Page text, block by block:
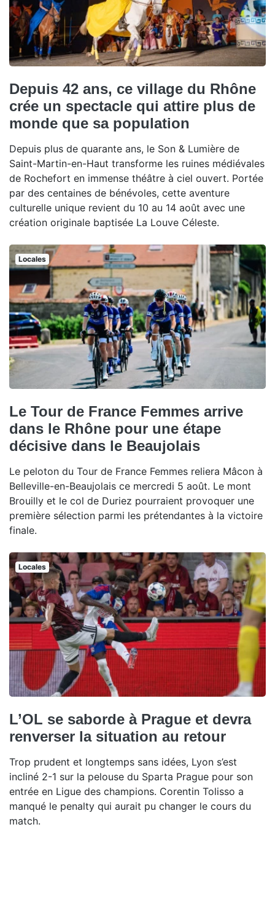
Depuis 42 ans, ce village du Rhône
crée un spectacle qui attire plus de
monde que sa population
Depuis plus de quarante ans, le Son & Lumière de
Saint-Martin-en-Haut transforme les ruines médiévales
de Rochefort en immense théâtre à ciel ouvert. Portée
par des centaines de bénévoles, cette aventure
culturelle unique revient du 10 au 14 août avec une
création originale baptisée La Louve Céleste.
Locales
Le Tour de France Femmes arrive
dans le Rhône pour une étape
décisive dans le Beaujolais
Le peloton du Tour de France Femmes reliera Mâcon à
Belleville-en-Beaujolais ce mercredi 5 août. Le mont
Brouilly et le col de Duriez pourraient provoquer une
première sélection parmi les prétendantes à la victoire
finale.
Locales
L’OL se saborde à Prague et devra
renverser la situation au retour
Trop prudent et longtemps sans idées, Lyon s’est
incliné 2-1 sur la pelouse du Sparta Prague pour son
entrée en Ligue des champions. Corentin Tolisso a
manqué le penalty qui aurait pu changer le cours du
match.